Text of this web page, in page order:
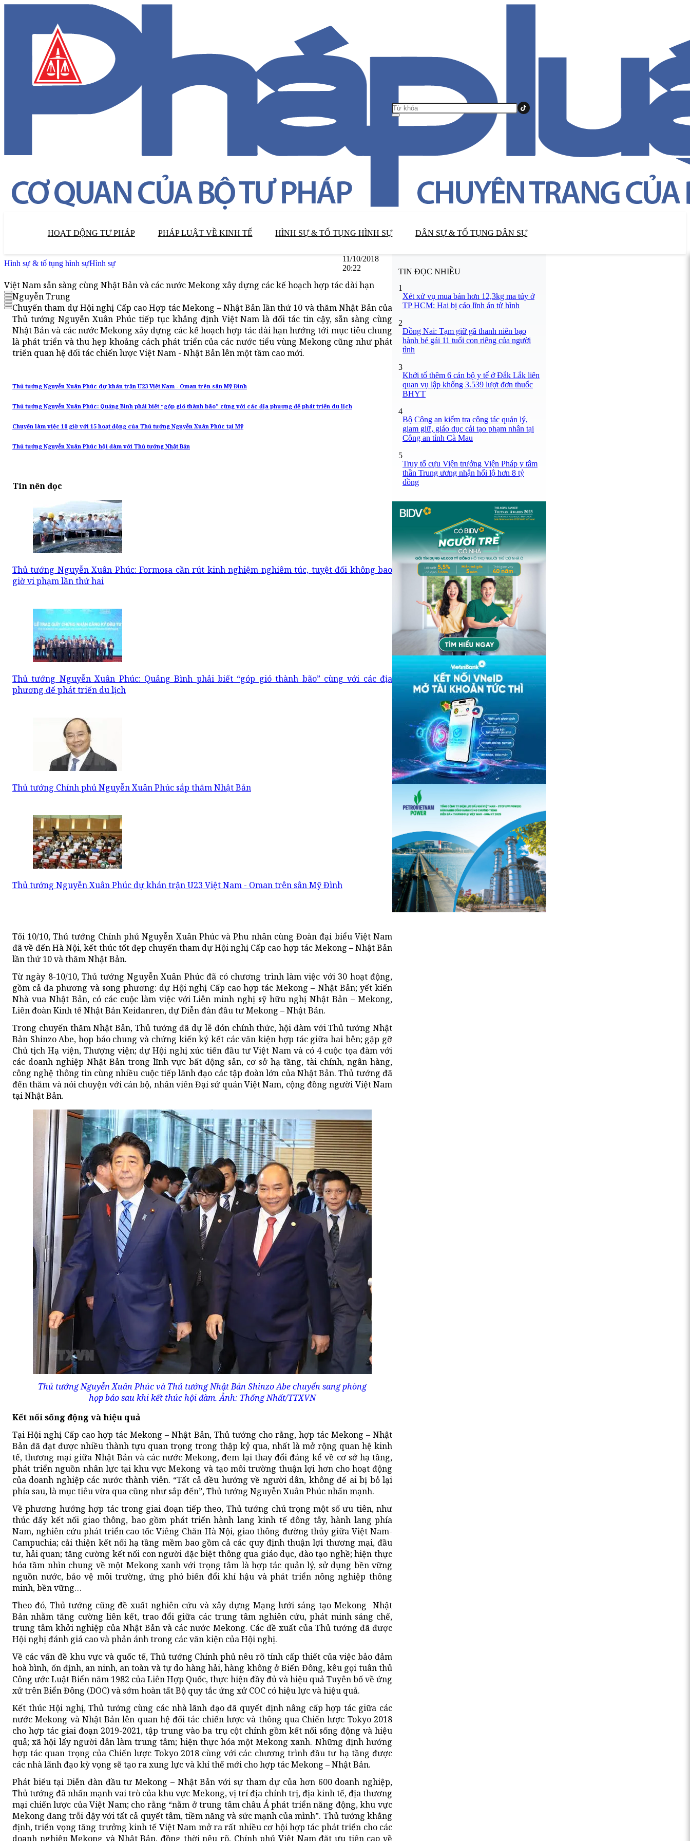
HOẠT ĐỘNG TƯ PHÁP PHÁP LUẬT VỀ KINH TẾ HÌNH SỰ & TỐ TỤNG HÌNH SỰ DÂN SỰ & TỐ TỤNG DÂN SỰ
Hình sự & tố tụng hình sựHình sự
11/10/2018
20:22
Việt Nam sẵn sàng cùng Nhật Bản và các nước Mekong xây dựng các kế hoạch hợp tác dài hạn
Nguyễn Trung
Chuyến tham dự Hội nghị Cấp cao Hợp tác Mekong – Nhật Bản lần thứ 10 và thăm Nhật Bản của
Thủ tướng Nguyễn Xuân Phúc tiếp tục khẳng định Việt Nam là đối tác tin cậy, sẵn sàng cùng
Nhật Bản và các nước Mekong xây dựng các kế hoạch hợp tác dài hạn hướng tới mục tiêu chung
là phát triển và thu hẹp khoảng cách phát triển của các nước tiểu vùng Mekong cũng như phát
triển quan hệ đối tác chiến lược Việt Nam - Nhật Bản lên một tầm cao mới.
Thủ tướng Nguyễn Xuân Phúc dự khán trận U23 Việt Nam - Oman trên sân Mỹ Đình
Thủ tướng Nguyễn Xuân Phúc: Quảng Bình phải biết “góp gió thành bão” cùng với các địa phương để phát triển du lịch
Chuyến làm việc 10 giờ với 15 hoạt động của Thủ tướng Nguyễn Xuân Phúc tại Mỹ
Thủ tướng Nguyễn Xuân Phúc hội đàm với Thủ tướng Nhật Bản
Tin nên đọc
Thủ tướng Nguyễn Xuân Phúc: Formosa cần rút kinh nghiệm nghiêm túc, tuyệt đối không bao
giờ vi phạm lần thứ hai
Thủ tướng Nguyễn Xuân Phúc: Quảng Bình phải biết “góp gió thành bão” cùng với các địa
phương để phát triển du lịch
Thủ tướng Chính phủ Nguyễn Xuân Phúc sắp thăm Nhật Bản
Thủ tướng Nguyễn Xuân Phúc dự khán trận U23 Việt Nam - Oman trên sân Mỹ Đình
Tối 10/10, Thủ tướng Chính phủ Nguyễn Xuân Phúc và Phu nhân cùng Đoàn đại biểu Việt Nam
đã về đến Hà Nội, kết thúc tốt đẹp chuyến tham dự Hội nghị Cấp cao hợp tác Mekong – Nhật Bản
lần thứ 10 và thăm Nhật Bản.
Từ ngày 8-10/10, Thủ tướng Nguyễn Xuân Phúc đã có chương trình làm việc với 30 hoạt động,
gồm cả đa phương và song phương: dự Hội nghị Cấp cao hợp tác Mekong – Nhật Bản; yết kiến
Nhà vua Nhật Bản, có các cuộc làm việc với Liên minh nghị sỹ hữu nghị Nhật Bản – Mekong,
Liên đoàn Kinh tế Nhật Bản Keidanren, dự Diễn đàn đầu tư Mekong – Nhật Bản.
Trong chuyến thăm Nhật Bản, Thủ tướng đã dự lễ đón chính thức, hội đàm với Thủ tướng Nhật
Bản Shinzo Abe, họp báo chung và chứng kiến ký kết các văn kiện hợp tác giữa hai bên; gặp gỡ
Chủ tịch Hạ viện, Thượng viện; dự Hội nghị xúc tiến đầu tư Việt Nam và có 4 cuộc tọa đàm với
các doanh nghiệp Nhật Bản trong lĩnh vực bất động sản, cơ sở hạ tầng, tài chính, ngân hàng,
công nghệ thông tin cùng nhiều cuộc tiếp lãnh đạo các tập đoàn lớn của Nhật Bản. Thủ tướng đã
đến thăm và nói chuyện với cán bộ, nhân viên Đại sứ quán Việt Nam, cộng đồng người Việt Nam
tại Nhật Bản.
Thủ tướng Nguyễn Xuân Phúc và Thủ tướng Nhật Bản Shinzo Abe chuyển sang phòng
họp báo sau khi kết thúc hội đàm. Ảnh: Thống Nhất/TTXVN
Kết nối sống động và hiệu quả
Tại Hội nghị Cấp cao hợp tác Mekong – Nhật Bản, Thủ tướng cho rằng, hợp tác Mekong – Nhật
Bản đã đạt được nhiều thành tựu quan trọng trong thập kỷ qua, nhất là mở rộng quan hệ kinh
tế, thương mại giữa Nhật Bản và các nước Mekong, đem lại thay đổi đáng kể về cơ sở hạ tầng,
phát triển nguồn nhân lực tại khu vực Mekong và tạo môi trường thuận lợi hơn cho hoạt động
của doanh nghiệp các nước thành viên. “Tất cả đều hướng về người dân, không để ai bị bỏ lại
phía sau, là mục tiêu vừa qua cũng như sắp đến”, Thủ tướng Nguyễn Xuân Phúc nhấn mạnh.
Về phương hướng hợp tác trong giai đoạn tiếp theo, Thủ tướng chú trọng một số ưu tiên, như
thúc đẩy kết nối giao thông, bao gồm phát triển hành lang kinh tế đông tây, hành lang phía
Nam, nghiên cứu phát triển cao tốc Viêng Chăn-Hà Nội, giao thông đường thủy giữa Việt Nam-
Campuchia; cải thiện kết nối hạ tầng mềm bao gồm cả các quy định thuận lợi thương mại, đầu
tư, hải quan; tăng cường kết nối con người đặc biệt thông qua giáo dục, đào tạo nghề; hiện thực
hóa tầm nhìn chung về một Mekong xanh với trọng tâm là hợp tác quản lý, sử dụng bền vững
nguồn nước, bảo vệ môi trường, ứng phó biến đổi khí hậu và phát triển nông nghiệp thông
minh, bền vững…
Theo đó, Thủ tướng cũng đề xuất nghiên cứu và xây dựng Mạng lưới sáng tạo Mekong -Nhật
Bản nhằm tăng cường liên kết, trao đổi giữa các trung tâm nghiên cứu, phát minh sáng chế,
trung tâm khởi nghiệp của Nhật Bản và các nước Mekong. Các đề xuất của Thủ tướng đã được
Hội nghị đánh giá cao và phản ánh trong các văn kiện của Hội nghị.
Về các vấn đề khu vực và quốc tế, Thủ tướng Chính phủ nêu rõ tính cấp thiết của việc bảo đảm
hoà bình, ổn định, an ninh, an toàn và tự do hàng hải, hàng không ở Biển Đông, kêu gọi tuân thủ
Công ước Luật Biển năm 1982 của Liên Hợp Quốc, thực hiện đầy đủ và hiệu quả Tuyên bố về ứng
xử trên Biển Đông (DOC) và sớm hoàn tất Bộ quy tắc ứng xử COC có hiệu lực và hiệu quả.
Kết thúc Hội nghị, Thủ tướng cùng các nhà lãnh đạo đã quyết định nâng cấp hợp tác giữa các
nước Mekong và Nhật Bản lên quan hệ đối tác chiến lược và thông qua Chiến lược Tokyo 2018
cho hợp tác giai đoạn 2019-2021, tập trung vào ba trụ cột chính gồm kết nối sống động và hiệu
quả; xã hội lấy người dân làm trung tâm; hiện thực hóa một Mekong xanh. Những định hướng
hợp tác quan trọng của Chiến lược Tokyo 2018 cùng với các chương trình đầu tư hạ tầng được
các nhà lãnh đạo kỳ vọng sẽ tạo ra xung lực và khí thế mới cho hợp tác Mekong – Nhật Bản.
Phát biểu tại Diễn đàn đầu tư Mekong – Nhật Bản với sự tham dự của hơn 600 doanh nghiệp,
Thủ tướng đã nhấn mạnh vai trò của khu vực Mekong, vị trí địa chính trị, địa kinh tế, địa thương
mại chiến lược của Việt Nam; cho rằng “nằm ở trung tâm châu Á phát triển năng động, khu vực
Mekong đang trỗi dậy với tất cả quyết tâm, tiềm năng và sức mạnh của mình”. Thủ tướng khẳng
định, triển vọng tăng trưởng kinh tế Việt Nam mở ra rất nhiều cơ hội hợp tác phát triển cho các
doanh nghiệp Mekong và Nhật Bản, đồng thời nêu rõ, Chính phủ Việt Nam đặt ưu tiên cao về
TIN ĐỌC NHIỀU
1
Xét xử vụ mua bán hơn 12,3kg ma túy ở
TP HCM: Hai bị cáo lĩnh án tử hình
2
Đồng Nai: Tạm giữ gã thanh niên bạo
hành bé gái 11 tuổi con riêng của người
tình
3
Khởi tố thêm 6 cán bộ y tế ở Đắk Lắk liên
quan vụ lập khống 3.539 lượt đơn thuốc
BHYT
4
Bộ Công an kiểm tra công tác quản lý,
giam giữ, giáo dục cải tạo phạm nhân tại
Công an tỉnh Cà Mau
5
Truy tố cựu Viện trưởng Viện Pháp y tâm
thần Trung ương nhận hối lộ hơn 8 tỷ
đồng